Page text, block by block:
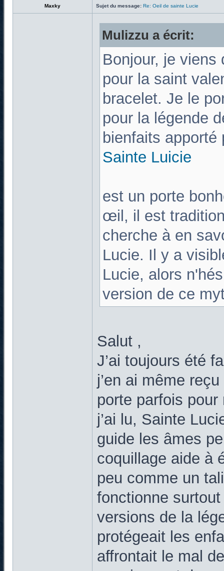
Maxky Sujet du message: Re: Oeil de sainte Lucie
Mulizzu a écrit:
Bonjour, je viens
pour la saint
bracelet. Je le
pour la légende
bienfaits
Sainte Luicie
est un porte
œil, il est
cherche à en
Lucie. Il y a
Lucie, alors
version de ce
Salut ,
J’ai toujours été
j’en ai même
porte parfois
j’ai lu, Sainte
guide les âmes
coquillage aide à
peu comme un
fonctionne
versions de la
protégeait les
affrontait le mal